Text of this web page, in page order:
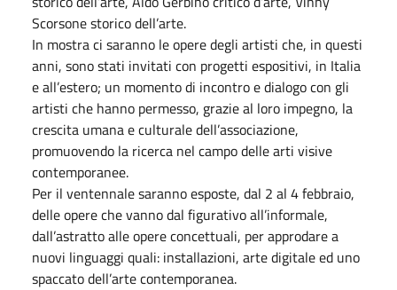
Scorsone storico dell’arte.
In mostra ci saranno le opere degli artisti che, in questi
anni, sono stati invitati con progetti espositivi, in Italia
e all’estero; un momento di incontro e dialogo con gli
artisti che hanno permesso, grazie al loro impegno, la
crescita umana e culturale dell’associazione,
promuovendo la ricerca nel campo delle arti visive
contemporanee.
Per il ventennale saranno esposte, dal 2 al 4 febbraio,
delle opere che vanno dal figurativo all’informale,
dall’astratto alle opere concettuali, per approdare a
nuovi linguaggi quali: installazioni, arte digitale ed uno
spaccato dell’arte contemporanea.